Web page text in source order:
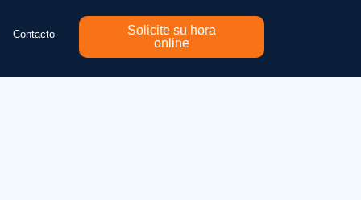
Contacto
Solicite su hora
online